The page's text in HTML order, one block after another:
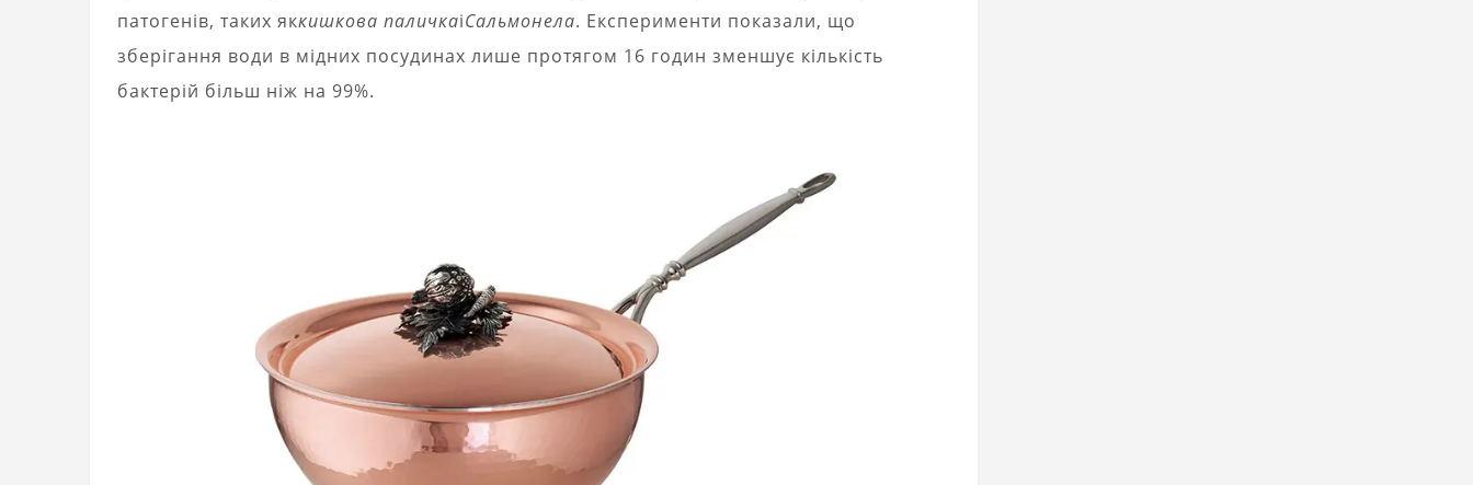
патогенів, таких яккишкова паличкаіСальмонела. Експерименти показали, що
зберігання води в мідних посудинах лише протягом 16 годин зменшує кількість
бактерій більш ніж на 99%.